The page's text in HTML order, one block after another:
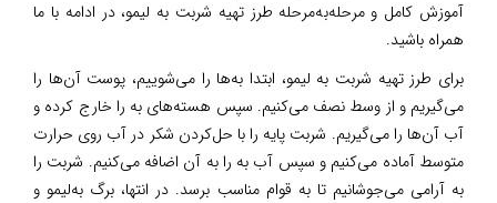
آموزش کامل و مرحله‌به‌مرحله طرز تهیه شربت به لیمو، در ادامه با ما
همراه باشید.
برای طرز تهیه شربت به لیمو، ابتدا به‌ها را می‌شوییم، پوست آن‌ها را
می‌گیریم و از وسط نصف می‌کنیم. سپس هسته‌های به را خارج کرده و
آب آن‌ها را می‌گیریم. شربت پایه را با حل‌کردن شکر در آب روی حرارت
متوسط آماده می‌کنیم و سپس آب به را به آن اضافه می‌کنیم. شربت را
به‌ آرامی می‌جوشانیم تا به قوام مناسب برسد. در انتها، برگ به‌لیمو و